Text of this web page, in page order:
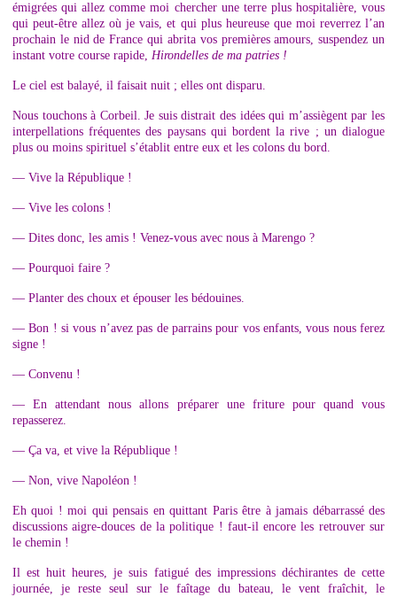
émigrées qui allez comme moi chercher une terre plus hospitalière, vous
qui peut-être allez où je vais, et qui plus heureuse que moi reverrez l’an
prochain le nid de France qui abrita vos premières amours, suspendez un
instant votre course rapide, Hirondelles de ma patries !
Le ciel est balayé, il faisait nuit ; elles ont disparu.
Nous touchons à Corbeil. Je suis distrait des idées qui m’assiègent par les
interpellations fréquentes des paysans qui bordent la rive ; un dialogue
plus ou moins spirituel s’établit entre eux et les colons du bord.
— Vive la République !
— Vive les colons !
— Dites donc, les amis ! Venez-vous avec nous à Marengo ?
— Pourquoi faire ?
— Planter des choux et épouser les bédouines.
— Bon ! si vous n’avez pas de parrains pour vos enfants, vous nous ferez
signe !
— Convenu !
— En attendant nous allons préparer une friture pour quand vous
repasserez.
— Ça va, et vive la République !
— Non, vive Napoléon !
Eh quoi ! moi qui pensais en quittant Paris être à jamais débarrassé des
discussions aigre-douces de la politique ! faut-il encore les retrouver sur
le chemin !
Il est huit heures, je suis fatigué des impressions déchirantes de cette
journée, je reste seul sur le faîtage du bateau, le vent fraîchit, le